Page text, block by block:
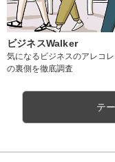
ビジネスWalker
気になるビジネスのアレコレ
の裏側を徹底調査
テ